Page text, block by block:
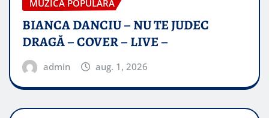
MUZICA POPULARA
BIANCA DANCIU – NU TE JUDEC
DRAGĂ – COVER – LIVE –
admin aug. 1, 2026